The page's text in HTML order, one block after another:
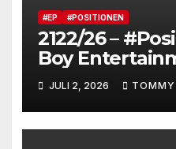
#EP #POSITIONEN
2122/26 –
Boy
Fensterstürze,
Reichtum,
Claqueure
JULI 2, 2026